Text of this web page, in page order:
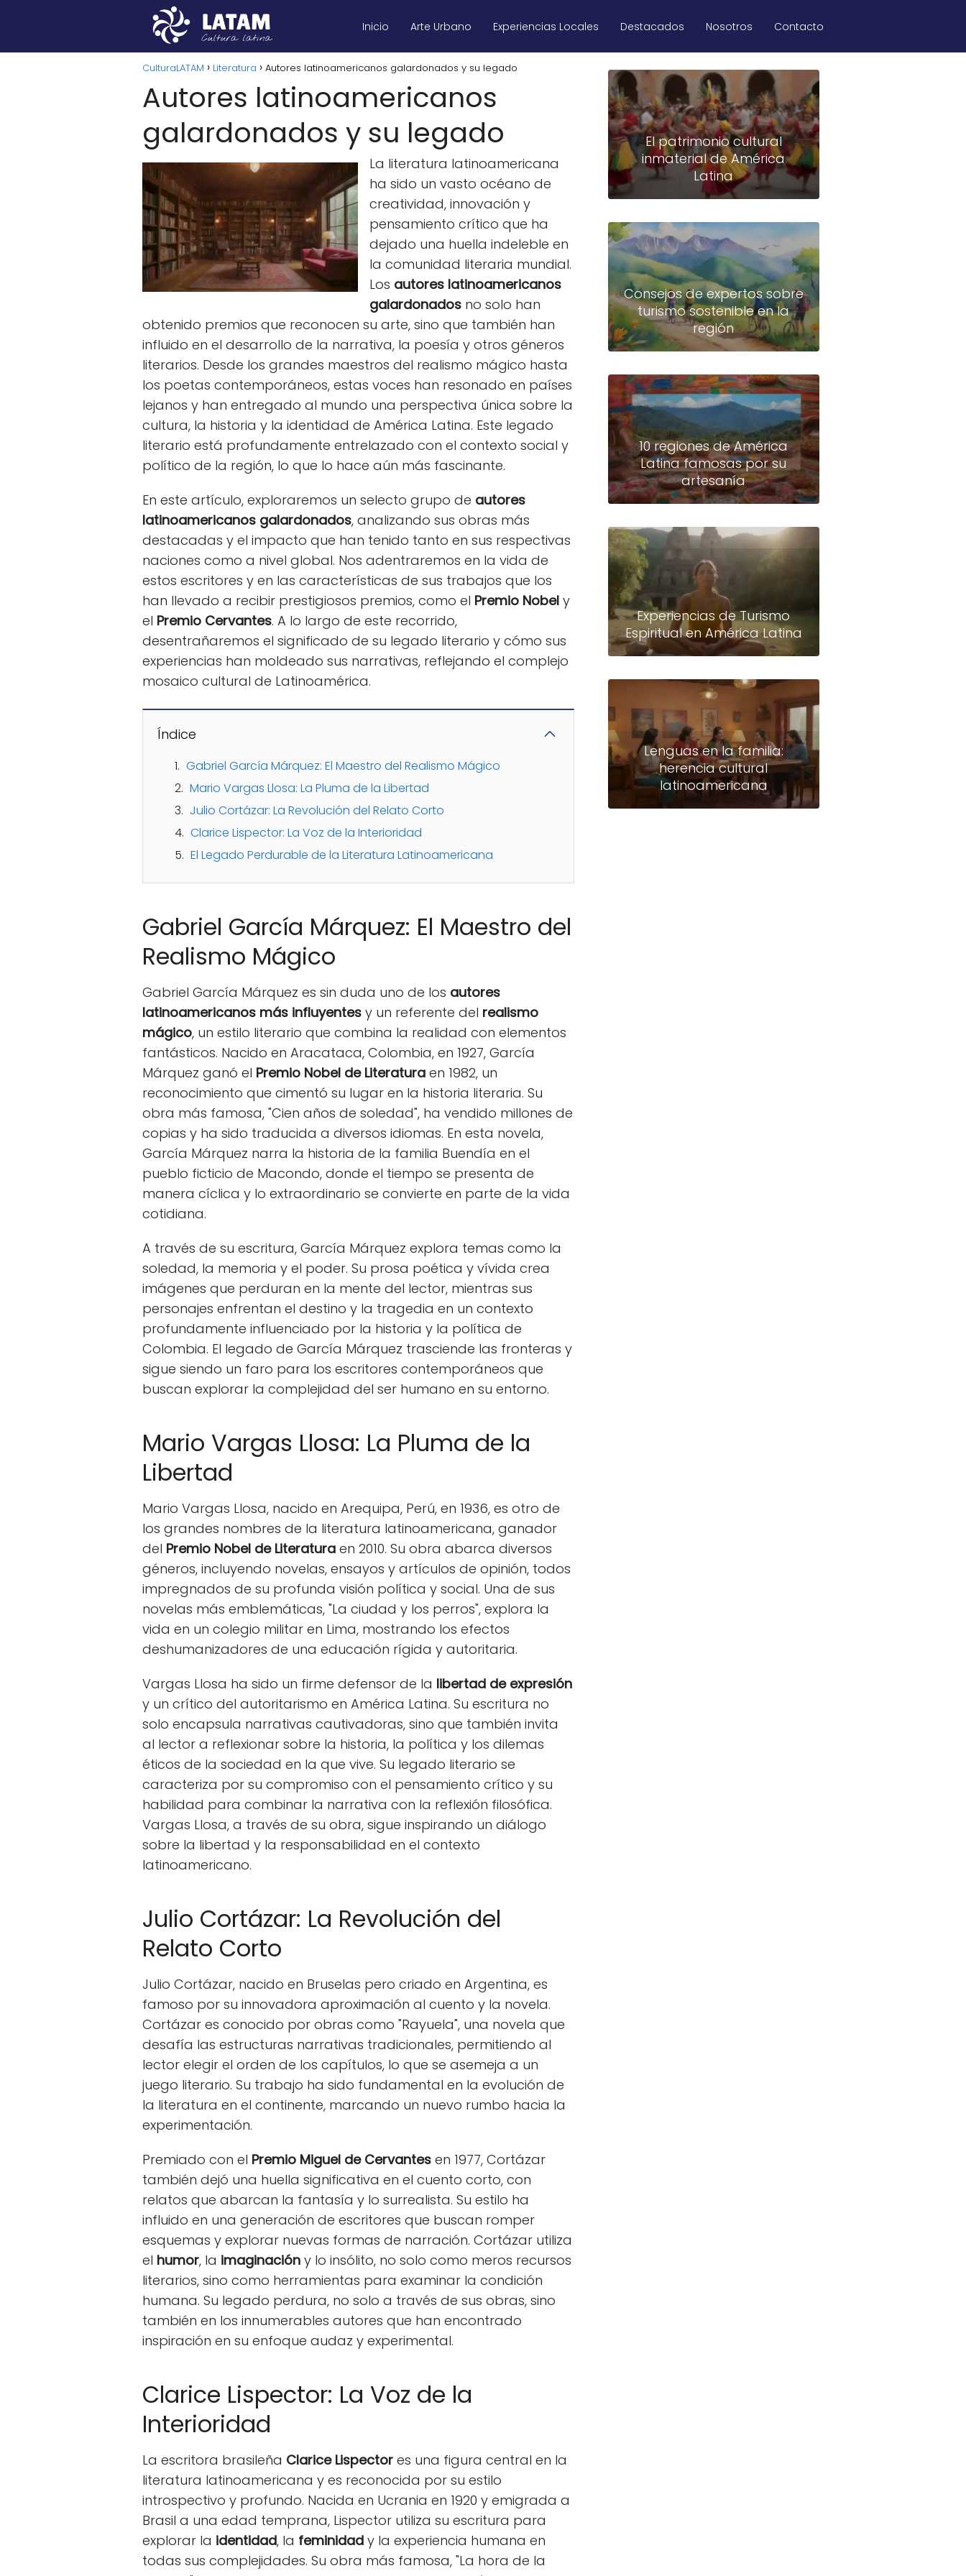
Inicio Arte Urbano Experiencias Locales Destacados Nosotros Contacto
CulturaLATAM Literatura Autores latinoamericanos galardonados y su legado
Autores latinoamericanos
galardonados y su legado
La literatura latinoamericana
ha sido un vasto océano de
creatividad, innovación y
pensamiento crítico que ha
dejado una huella indeleble en
la comunidad literaria mundial.
Los autores latinoamericanos
galardonados no solo han
obtenido premios que reconocen su arte, sino que también han
influido en el desarrollo de la narrativa, la poesía y otros géneros
literarios. Desde los grandes maestros del realismo mágico hasta
los poetas contemporáneos, estas voces han resonado en países
lejanos y han entregado al mundo una perspectiva única sobre la
cultura, la historia y la identidad de América Latina. Este legado
literario está profundamente entrelazado con el contexto social y
político de la región, lo que lo hace aún más fascinante.
En este artículo, exploraremos un selecto grupo de autores
latinoamericanos galardonados, analizando sus obras más
destacadas y el impacto que han tenido tanto en sus respectivas
naciones como a nivel global. Nos adentraremos en la vida de
estos escritores y en las características de sus trabajos que los
han llevado a recibir prestigiosos premios, como el Premio Nobel y
el Premio Cervantes. A lo largo de este recorrido,
desentrañaremos el significado de su legado literario y cómo sus
experiencias han moldeado sus narrativas, reflejando el complejo
mosaico cultural de Latinoamérica.
Índice
Gabriel García Márquez: El Maestro del Realismo Mágico
Mario Vargas Llosa: La Pluma de la Libertad
Julio Cortázar: La Revolución del Relato Corto
Clarice Lispector: La Voz de la Interioridad
El Legado Perdurable de la Literatura Latinoamericana
Gabriel García Márquez: El Maestro del
Realismo Mágico
Gabriel García Márquez es sin duda uno de los autores
latinoamericanos más influyentes y un referente del realismo
mágico, un estilo literario que combina la realidad con elementos
fantásticos. Nacido en Aracataca, Colombia, en 1927, García
Márquez ganó el Premio Nobel de Literatura en 1982, un
reconocimiento que cimentó su lugar en la historia literaria. Su
obra más famosa, "Cien años de soledad", ha vendido millones de
copias y ha sido traducida a diversos idiomas. En esta novela,
García Márquez narra la historia de la familia Buendía en el
pueblo ficticio de Macondo, donde el tiempo se presenta de
manera cíclica y lo extraordinario se convierte en parte de la vida
cotidiana.
A través de su escritura, García Márquez explora temas como la
soledad, la memoria y el poder. Su prosa poética y vívida crea
imágenes que perduran en la mente del lector, mientras sus
personajes enfrentan el destino y la tragedia en un contexto
profundamente influenciado por la historia y la política de
Colombia. El legado de García Márquez trasciende las fronteras y
sigue siendo un faro para los escritores contemporáneos que
buscan explorar la complejidad del ser humano en su entorno.
Mario Vargas Llosa: La Pluma de la
Libertad
Mario Vargas Llosa, nacido en Arequipa, Perú, en 1936, es otro de
los grandes nombres de la literatura latinoamericana, ganador
del Premio Nobel de Literatura en 2010. Su obra abarca diversos
géneros, incluyendo novelas, ensayos y artículos de opinión, todos
impregnados de su profunda visión política y social. Una de sus
novelas más emblemáticas, "La ciudad y los perros", explora la
vida en un colegio militar en Lima, mostrando los efectos
deshumanizadores de una educación rígida y autoritaria.
Vargas Llosa ha sido un firme defensor de la libertad de expresión
y un crítico del autoritarismo en América Latina. Su escritura no
solo encapsula narrativas cautivadoras, sino que también invita
al lector a reflexionar sobre la historia, la política y los dilemas
éticos de la sociedad en la que vive. Su legado literario se
caracteriza por su compromiso con el pensamiento crítico y su
habilidad para combinar la narrativa con la reflexión filosófica.
Vargas Llosa, a través de su obra, sigue inspirando un diálogo
sobre la libertad y la responsabilidad en el contexto
latinoamericano.
Julio Cortázar: La Revolución del
Relato Corto
Julio Cortázar, nacido en Bruselas pero criado en Argentina, es
famoso por su innovadora aproximación al cuento y la novela.
Cortázar es conocido por obras como "Rayuela", una novela que
desafía las estructuras narrativas tradicionales, permitiendo al
lector elegir el orden de los capítulos, lo que se asemeja a un
juego literario. Su trabajo ha sido fundamental en la evolución de
la literatura en el continente, marcando un nuevo rumbo hacia la
experimentación.
Premiado con el Premio Miguel de Cervantes en 1977, Cortázar
también dejó una huella significativa en el cuento corto, con
relatos que abarcan la fantasía y lo surrealista. Su estilo ha
influido en una generación de escritores que buscan romper
esquemas y explorar nuevas formas de narración. Cortázar utiliza
el humor, la imaginación y lo insólito, no solo como meros recursos
literarios, sino como herramientas para examinar la condición
humana. Su legado perdura, no solo a través de sus obras, sino
también en los innumerables autores que han encontrado
inspiración en su enfoque audaz y experimental.
Clarice Lispector: La Voz de la
Interioridad
La escritora brasileña Clarice Lispector es una figura central en la
literatura latinoamericana y es reconocida por su estilo
introspectivo y profundo. Nacida en Ucrania en 1920 y emigrada a
Brasil a una edad temprana, Lispector utiliza su escritura para
explorar la identidad, la feminidad y la experiencia humana en
todas sus complejidades. Su obra más famosa, "La hora de la
El patrimonio cultural
inmaterial de América
Latina
Consejos de expertos sobre
turismo sostenible en la
región
10 regiones de América
Latina famosas por su
artesanía
Experiencias de Turismo
Espiritual en América Latina
Lenguas en la familia:
herencia cultural
latinoamericana